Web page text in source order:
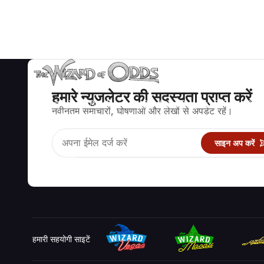
हमारे न्युजलेटर की सदस्यता प्राप्त करें
नवीनतम समाचारों, घोषणाओं और लेखों से अपडेट रहें।
साइन अप करें
ब्लैकजैक, क्रेप्स, रूलेट और अन्य सैकड़ों कैसीनो खेलों के लिए गणितीय रूप से
रणनीति और जानकारी।
हमारी सहयोगी साइटें